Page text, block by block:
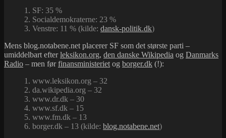
1. SF: 35 %
2. Socialdemokraterne: 23 %
3. Venstre: 11 % (kilde: dansk-politik.dk)
Mens blog.notabene.net placerer SF som det største parti –
umiddelbart efterleksikon.org, den danske Wikipedia og Danmarks
Radio – men førfinansministeriet og borger.dk (!):
1. www.leksikon.org – 32
2. da.wikipedia.org – 32
3. www.dr.dk – 30
4. www.sf.dk – 15
5. www.fm.dk – 13
6. borger.dk – 13 (kilde: blog.notabene.net)